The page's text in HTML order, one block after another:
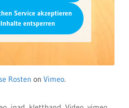
Service akzeptieren
entsperren
Rosten on Vimeo.